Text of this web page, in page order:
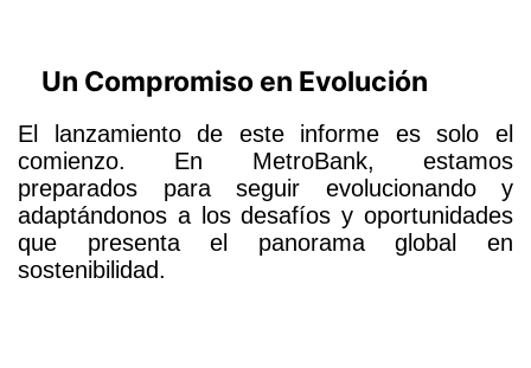
Un Compromiso en Evolución
El lanzamiento de este informe es solo el
comienzo. En MetroBank, estamos
preparados para seguir evolucionando y
adaptándonos a los desafíos y oportunidades
que presenta el panorama global en
sostenibilidad.